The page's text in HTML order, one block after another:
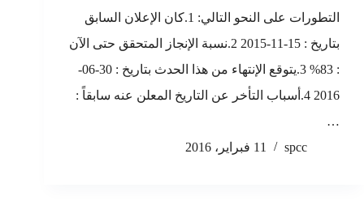
التطورات على النحو التالي: 1.كان الإعلان السابق
بتاريخ : 15-11-2015 2.نسبة الإنجاز المتحقق حتى الآن
: 83% 3.يتوقع الإنتهاء من هذا الحدث بتاريخ : 30-06-
2016 4.أسباب التأخر عن التاريخ المعلن عنه سابقاً :
…
spcc
11 فبراير، 2016